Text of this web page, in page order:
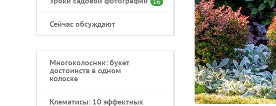
Сейчас обсуждают
Многоколосник: букет
достоинств в одном
колоске
Клематисы: 10 эффектных